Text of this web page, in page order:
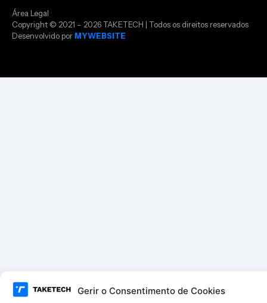
Gerir o Consentimento de Cookies
Copyright © 2021 – 2026 TAKETECH | Todos os direitos reservados
Desenvolvido por MYWEBSITE
Área Legal